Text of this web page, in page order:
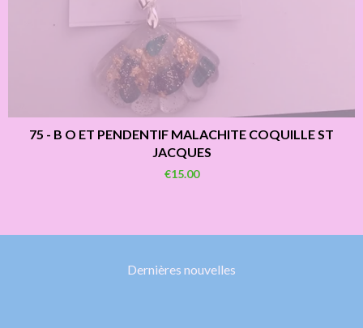
75 - B O ET PENDENTIF MALACHITE COQUILLE ST
JACQUES
€15.00
Dernières nouvelles